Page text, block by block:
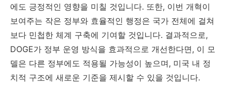
에도 긍정적인 영향을 미칠 것입니다. 또한, 이번 개혁이
보여주는 작은 정부와 효율적인 행정은 국가 전체에 걸쳐
보다 민첩한 체계 구축에 기여할 것입니다. 결과적으로,
DOGE가 정부 운영 방식을 효과적으로 개선한다면, 이 모
델은 다른 정부에도 적용될 가능성이 높으며, 미국 내 정
치적 구조에 새로운 기준을 제시할 수 있을 것입니다.